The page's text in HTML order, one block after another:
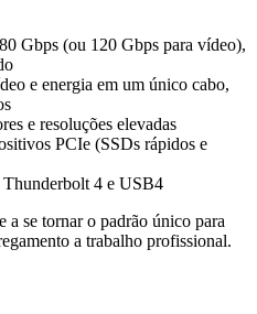
Gbps (ou 120 Gbps para vídeo),
e energia em um único cabo,
e resoluções elevadas
PCIe (SSDs rápidos e
4 e USB4
se tornar o padrão único para
a trabalho profissional.